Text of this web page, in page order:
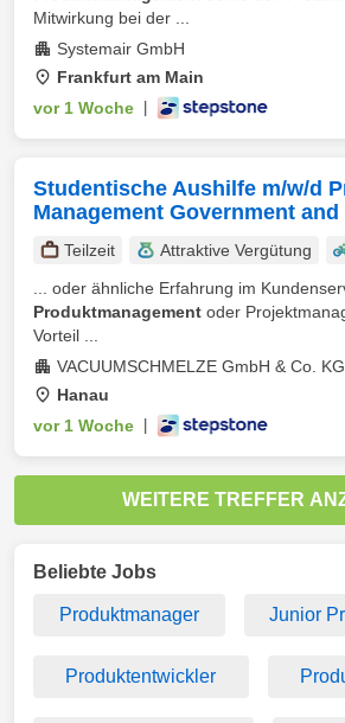
Mitwirkung bei der ...
Systemair GmbH
Frankfurt am Main
vor 1 Woche
Studentische Aushilfe m/w/d
Management Government and
Teilzeit Attraktive Vergütung
... oder ähnliche Erfahrung im
Produktmanagement oder
Vorteil ...
VACUUMSCHMELZE GmbH & Co. KG
Hanau
vor 1 Woche
WEITERE TREFFER
Beliebte Jobs
Produktmanager Junior
Produktentwickler